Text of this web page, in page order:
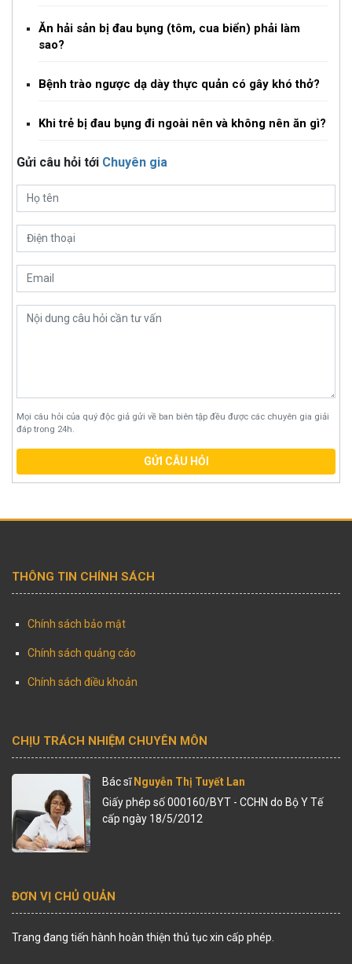
Ăn hải sản bị đau bụng (tôm, cua biển) phải làm
sao?
Bệnh trào ngược dạ dày thực quản có gây khó thở?
Khi trẻ bị đau bụng đi ngoài nên và không nên ăn gì?
Gửi câu hỏi tới Chuyên gia
Mọi câu hỏi của quý độc giả gửi về ban biên tập đều được các chuyên gia giải
đáp trong 24h.
GỬI CÂU HỎI
THÔNG TIN CHÍNH SÁCH
Chính sách bảo mật
Chính sách quảng cáo
Chính sách điều khoản
CHỊU TRÁCH NHIỆM CHUYÊN MÔN
Bác sĩ Nguyễn Thị Tuyết Lan
Giấy phép số 000160/BYT - CCHN do Bộ Y Tế
cấp ngày 18/5/2012
ĐƠN VỊ CHỦ QUẢN
Trang đang tiến hành hoàn thiện thủ tục xin cấp phép.